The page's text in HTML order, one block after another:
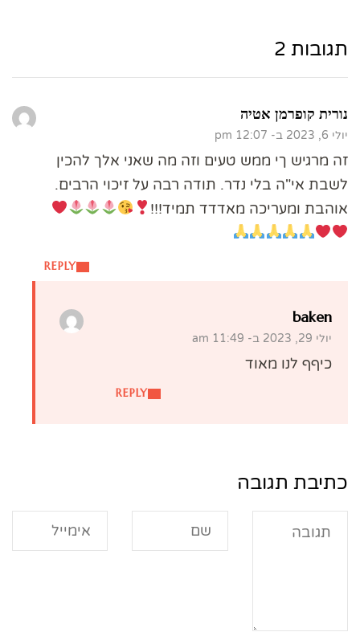
תגובות 2
נורית קופרמן אטיה
יולי 6, 2023 ב- 12:07 pm
REPLY
זה מרגיש ךי ממש טעים וזה מה שאני אלך להכין
לשבת אי"ה בלי נדר. תודה רבה על זיכוי הרבים.
אוהבת ומעריכה מאדדד תמיד!!!
baken
יולי 29, 2023 ב- 11:49 am
REPLY
כיףף לנו מאוד
כתיבת תגובה